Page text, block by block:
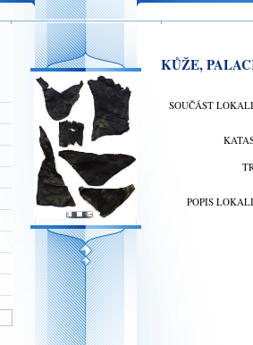
KŮŽE,
SOUČÁST
POPIS